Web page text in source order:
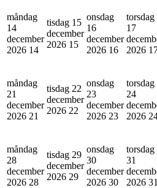
måndag
14
december
2026 14
tisdag 15
december
2026 15
onsdag
16
december
2026 16
torsdag
17
2026
måndag
21
december
2026 21
tisdag 22
december
2026 22
onsdag
23
december
2026 23
torsdag
24
2026
måndag
28
december
2026 28
tisdag 29
december
2026 29
onsdag
30
december
2026 30
torsdag
31
2026 31